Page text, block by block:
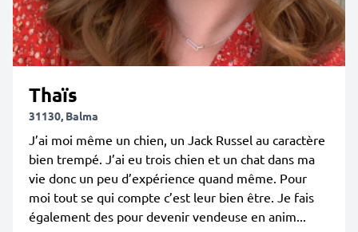
Thaïs
31130, Balma
J’ai moi même un chien, un Jack Russel au caractère
bien trempé. J’ai eu trois chien et un chat dans ma
vie donc un peu d’expérience quand même. Pour
moi tout se qui compte c’est leur bien être. Je fais
également des pour devenir vendeuse en anim...